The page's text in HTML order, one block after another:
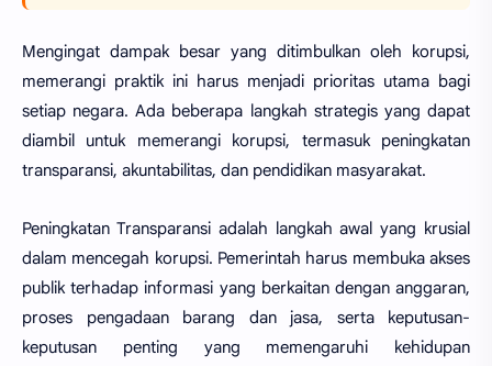
Mengingat dampak besar yang ditimbulkan oleh korupsi,
memerangi praktik ini harus menjadi prioritas utama bagi
setiap negara. Ada beberapa langkah strategis yang dapat
diambil untuk memerangi korupsi, termasuk peningkatan
transparansi, akuntabilitas, dan pendidikan masyarakat.
Peningkatan Transparansi adalah langkah awal yang krusial
dalam mencegah korupsi. Pemerintah harus membuka akses
publik terhadap informasi yang berkaitan dengan anggaran,
proses pengadaan barang dan jasa, serta keputusan-
keputusan penting yang memengaruhi kehidupan